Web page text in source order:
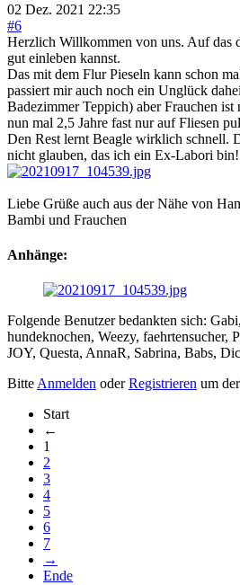
02 Dez. 2021 22:35
#6
Herzlich Willkommen von uns. Auf das
gut einleben kannst.
Das mit dem Flur Pieseln kann schon
passiert mir auch noch ein Unglück
Badezimmer Teppich) aber Frauchen
nun mal 2,5 Jahre fast nur auf Fliesen
Den Rest lernt Beagle wirklich schnell.
nicht glauben, das ich ein Ex-Labori
Liebe Grüße auch aus der Nähe von
Bambi und Frauchen
Anhänge:
Folgende Benutzer bedankten sich: Gabi,
hundeknochen, Weezy, faehrtensucher,
JOY, Questa, AnnaR, Sabrina, Babs,
Bitte Anmelden oderRegistrieren um
Start
←
1
2
3
4
5
6
7
→
Ende